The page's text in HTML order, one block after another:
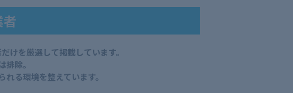
けを厳選して掲載しています。
排除。
る環境を整えています。